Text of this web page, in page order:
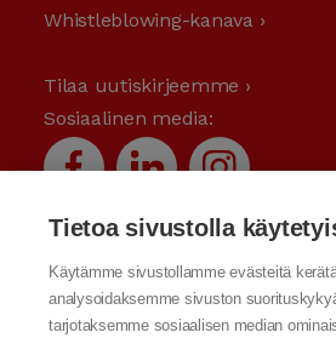
Whistleblowing-kanava ›
Tilaa uutiskirjeemme ›
Sosiaalinen media:
Tietoa sivustolla
Käytämme sivustollamme evästeitä
analysoidaksemme sivuston
tarjotaksemme sosiaalisen median